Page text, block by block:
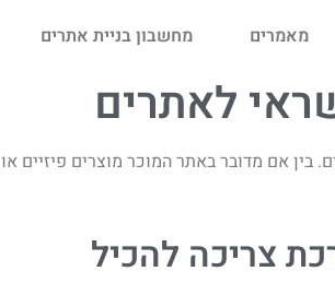
מאמרים מחשבון בניית אתרים
לאתרים
אם מדובר באתר המוכר מוצרים פיזיים או
צריכה להכיל